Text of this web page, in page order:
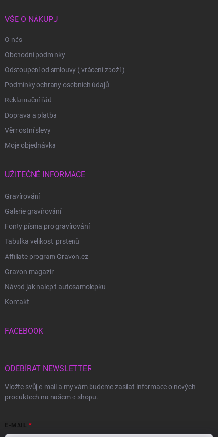
VŠE O NÁKUPU
O nás
Obchodní podmínky
Odstoupení od smlouvy ( vrácení zboží )
Podmínky ochrany osobních údajů
Reklamační řád
Doprava a platba
Věrnostní slevy
Moje objednávka
UŽITEČNÉ INFORMACE
Gravírování
Galerie gravírování
Fonty písma pro gravírování
Tabulka velikosti prstenů
Affiliate program Gravon.cz
Gravon magazín
Návod jak nalepit autosamolepku
Kontakt
FACEBOOK
ODEBÍRAT NEWSLETTER
Vložte svůj e-mail a my vám budeme zasílat informace o nových
produktech na našem e-shopu.
E-MAIL